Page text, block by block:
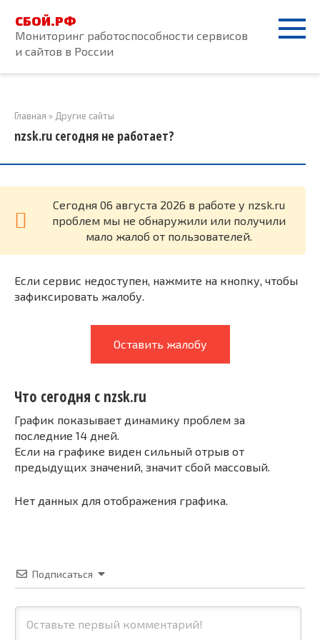
контенту
СБОЙ.РФ
Мониторинг работоспособности сервисов
и сайтов в России
Главная » Другие сайты
nzsk.ru сегодня не работает?
Cегодня 06 августа 2026 в работе у nzsk.ru
проблем мы не обнаружили или получили
мало жалоб от пользователей.
Если сервис недоступен, нажмите на кнопку, чтобы
зафиксировать жалобу.
Оставить жалобу
Что сегодня с nzsk.ru
График показывает динамику проблем за
последние 14 дней.
Если на графике виден сильный отрыв от
предыдущих значений, значит сбой массовый.
Нет данных для отображения графика.
Подписаться